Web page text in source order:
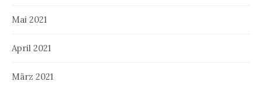
Mai 2021
April 2021
März 2021